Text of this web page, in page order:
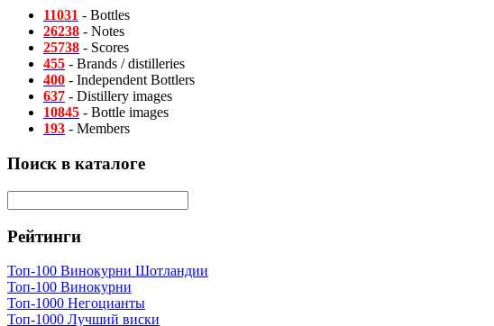
11031 - Bottles
26238 - Notes
25738 - Scores
455 - Brands / distilleries
400 - Independent Bottlers
637 - Distillery images
10845 - Bottle images
193 - Members
Поиск в каталоге
Рейтинги
Топ-100 Винокурни Шотландии
Топ-100 Винокурни
Топ-1000 Негоцианты
Топ-1000 Лучший виски